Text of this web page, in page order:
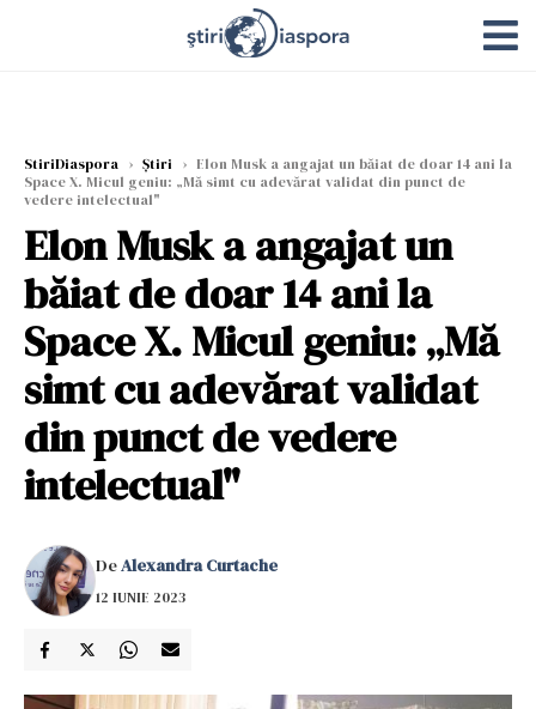
StiriDiaspora › Știri › Elon Musk a angajat un băiat de doar 14 ani la
Space X. Micul geniu: „Mă simt cu adevărat validat din punct de
vedere intelectual"
Elon Musk a angajat un
băiat de doar 14 ani la
Space X. Micul geniu: „Mă
simt cu adevărat validat
din punct de vedere
intelectual"
DeAlexandra Curtache
12 IUNIE 2023